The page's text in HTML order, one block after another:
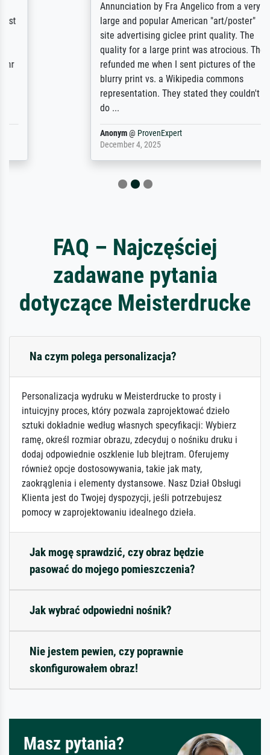
Annunciation by Fra Angelico from a very
large and popular American "art/poster"
site advertising giclee print quality. The
quality for a large print was atrocious. They
refunded me when I sent pictures of the
blurry print vs. a Wikipedia commons
representation. They stated they couldn't
ProvenExpert
December 4, 2025
FAQ – Najczęściej
zadawane pytania
dotyczące Meisterdrucke
Na czym polega personalizacja?
Personalizacja wydruku w Meisterdrucke to prosty i
intuicyjny proces, który pozwala zaprojektować dzieło
sztuki dokładnie według własnych specyfikacji: Wybierz
ramę, określ rozmiar obrazu, zdecyduj o nośniku druku i
dodaj odpowiednie oszklenie lub blejtram. Oferujemy
również opcje dostosowywania, takie jak maty,
zaokrąglenia i elementy dystansowe. Nasz Dział Obsługi
Klienta jest do Twojej dyspozycji, jeśli potrzebujesz
pomocy w zaprojektowaniu idealnego dzieła.
Jak mogę sprawdzić, czy obraz będzie
pasować do mojego pomieszczenia?
Jak wybrać odpowiedni nośnik?
Nie jestem pewien, czy poprawnie
skonfigurowałem obraz!
Masz pytania?